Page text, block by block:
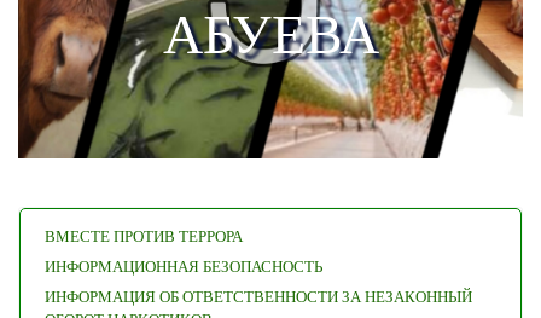
АБУЕВА
ВМЕСТЕ ПРОТИВ ТЕРРОРА
ИНФОРМАЦИОННАЯ БЕЗОПАСНОСТЬ
ИНФОРМАЦИЯ ОБ ОТВЕТСТВЕННОСТИ ЗА НЕЗАКОННЫЙ